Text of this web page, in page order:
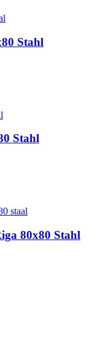
Stahl
Stahl
80x80 Stahl